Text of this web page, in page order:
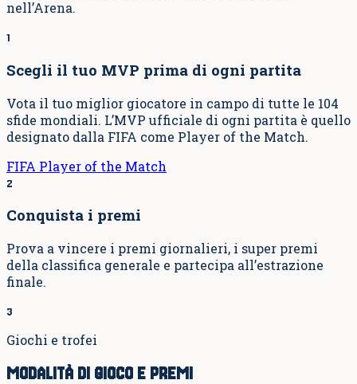
nell’Arena.
1
Scegli il tuo MVP prima di ogni partita
Vota il tuo miglior giocatore in campo di tutte le 104
sfide mondiali. L’MVP ufficiale di ogni partita è quello
designato dalla FIFA come Player of the Match.
FIFA Player of the Match
2
Conquista i premi
Prova a vincere i premi giornalieri, i super premi
della classifica generale e partecipa all’estrazione
finale.
3
Giochi e trofei
MODALITÀ DI GIOCO E PREMI